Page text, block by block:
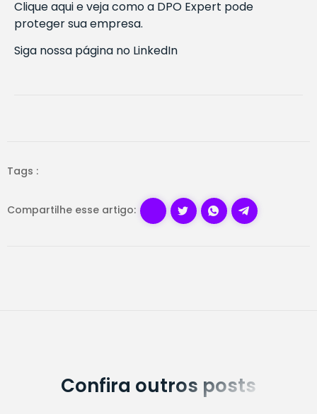
Clique aqui e veja como a DPO Expert pode
proteger sua empresa.
Siga nossa página no LinkedIn
Tags :
Compartilhe esse artigo:
Confira outros posts